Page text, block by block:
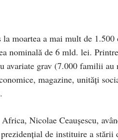
moartea a mai mult de 1.500
nominală de 6 mld. lei. Printre
avariate grav (7.000 familii au
magazine, unităţi
Nicolae Ceauşescu,
de instituire a stării